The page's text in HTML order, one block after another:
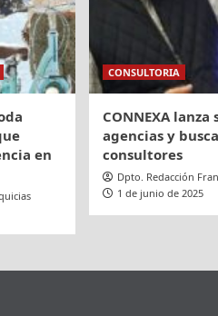
en
CONSULTORIA
CONNEXA lanza
agencias y busca
consultores
Dpto. Redacción
1 de junio de 2025